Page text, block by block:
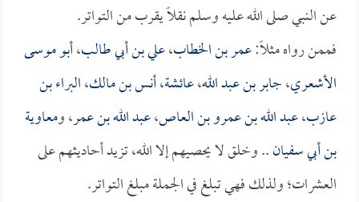
عن النبي صلى الله عليه وسلم نقلاً يقرب من التواتر.
فممن رواه مثلاً:عمر بن الخطاب،علي بن أبي طالب،أبو موسى
الأشعري،جابر بن عبد الله،عائشة،أنس بن مالك،البراء بن
عازب،عبد الله بن عمرو بن العاص،عبد الله بن عمر، ومعاوية
بن أبي سفيان.. وخلق لا يحصيهم إلا الله، تزيد أحاديثهم على
العشرات؛ ولذلك فهي تبلغ في الجملة مبلغ التواتر.